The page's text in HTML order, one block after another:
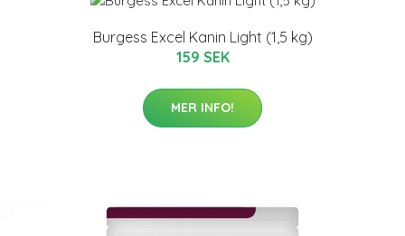
Burgess Excel Kanin Light (1,5 kg)
159 SEK
MER INFO!